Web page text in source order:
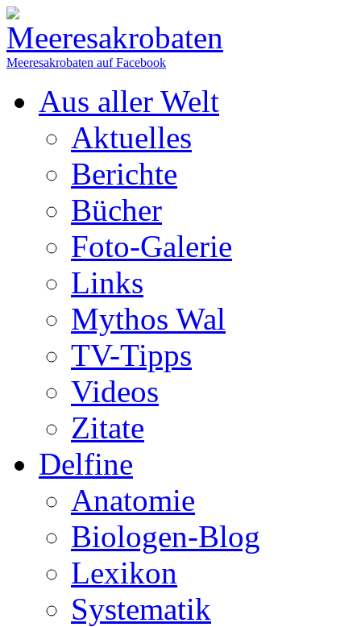
Meeresakrobaten auf Facebook
Aus aller Welt
Aktuelles
Berichte
Bücher
Foto-Galerie
Links
Mythos Wal
TV-Tipps
Videos
Zitate
Delfine
Anatomie
Biologen-Blog
Lexikon
Systematik